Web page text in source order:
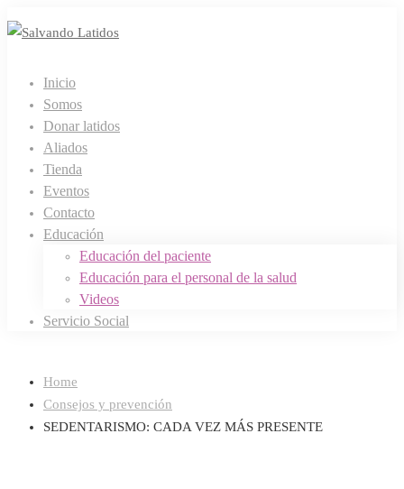
Inicio
Somos
Donar latidos
Aliados
Tienda
Eventos
Contacto
Educación
Educación del paciente
Educación para el personal de la salud
Videos
Servicio Social
Home
Consejos y prevención
SEDENTARISMO: CADA VEZ MÁS PRESENTE